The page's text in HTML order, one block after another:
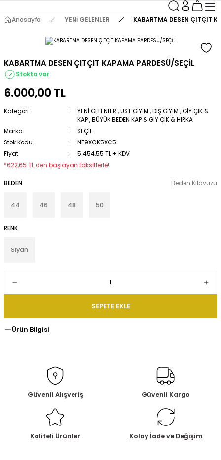
Anasayfa YENİ GELENLER KABARTMA DESEN ÇITÇIT
KABARTMA DESEN ÇITÇIT KAPAMA PARDESÜ/SEÇİL
Stokta var
6.000,00 TL
Kategori YENİ GELENLER ,ÜST GİYİM ,DIŞ GİYİM ,GİY ÇIK &
KAP ,BÜYÜK BEDEN KAP & GİY ÇIK & HIRKA
Marka
SEÇİL
Stok Kodu
NE9XCK5XC5
Fiyat
5.454,55 TL + KDV
*622,65 TL den başlayan taksitlerle!
BEDEN
44 46 48 50
RENK
Siyah
Beden Kılavuzu
SEPETE EKLE
Ürün Bilgisi
Güvenli Alışveriş Güvenli Kargo
Kaliteli Ürünler Kolay İade ve Değişim